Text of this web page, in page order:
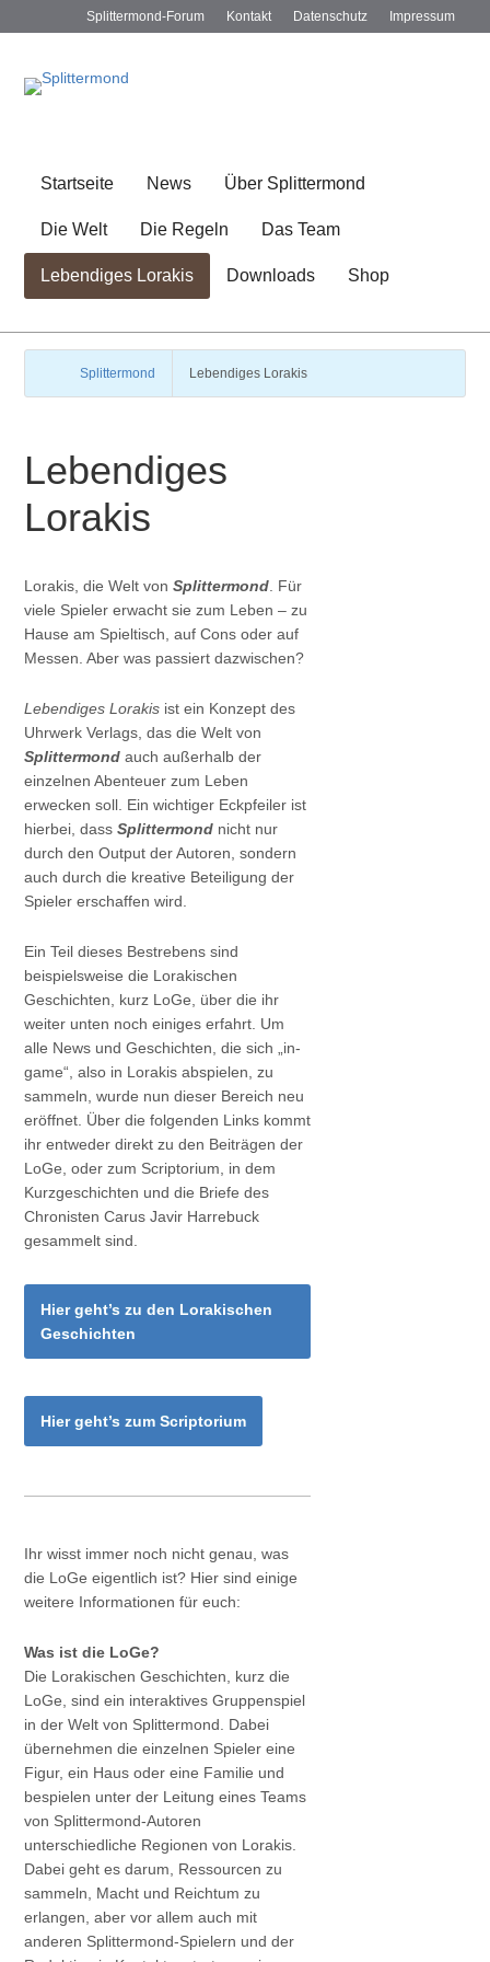
Impressum
Datenschutz
Kontakt
Splittermond-Forum
Startseite News Über Splittermond
Die Welt Die Regeln Das Team
Lebendiges Lorakis Downloads Shop
Splittermond Lebendiges Lorakis
Lebendiges
Lorakis
Lorakis, die Welt vonSplittermond . Für
viele Spieler erwacht sie zum Leben – zu
Hause am Spieltisch, auf Cons oder auf
Messen. Aber was passiert dazwischen?
Lebendiges Lorakis ist ein Konzept des
Uhrwerk Verlags, das die Welt von
Splittermond auch außerhalb der
einzelnen Abenteuer zum Leben
erwecken soll. Ein wichtiger Eckpfeiler ist
hierbei, dassSplittermond nicht nur
durch den Output der Autoren, sondern
auch durch die kreative Beteiligung der
Spieler erschaffen wird.
Ein Teil dieses Bestrebens sind
beispielsweise die Lorakischen
Geschichten, kurz LoGe, über die ihr
weiter unten noch einiges erfahrt. Um
alle News und Geschichten, die sich „in-
game“, also in Lorakis abspielen, zu
sammeln, wurde nun dieser Bereich neu
eröffnet. Über die folgenden Links kommt
ihr entweder direkt zu den Beiträgen der
LoGe, oder zum Scriptorium, in dem
Kurzgeschichten und die Briefe des
Chronisten Carus Javir Harrebuck
gesammelt sind.
Hier geht’s zu den Lorakischen
Geschichten
Hier geht’s zum Scriptorium
Ihr wisst immer noch nicht genau, was
die LoGe eigentlich ist? Hier sind einige
weitere Informationen für euch:
Was ist die LoGe?
Die Lorakischen Geschichten, kurz die
LoGe, sind ein interaktives Gruppenspiel
in der Welt von Splittermond. Dabei
übernehmen die einzelnen Spieler eine
Figur, ein Haus oder eine Familie und
bespielen unter der Leitung eines Teams
von Splittermond-Autoren
unterschiedliche Regionen von Lorakis.
Dabei geht es darum, Ressourcen zu
sammeln, Macht und Reichtum zu
erlangen, aber vor allem auch mit
anderen Splittermond-Spielern und der